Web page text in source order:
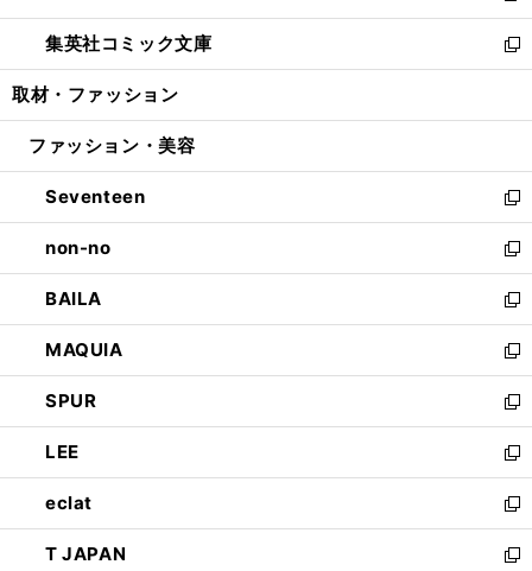
開
く
ウ
で
開
ン
ド
ウ
開
ウ
ィ
ン
ウ
開
く
し
い
ウ
ン
ウ
で
開
く
集英社コミック文庫
新
し
ウ
ン
ド
ウ
で
開
く
取材・ファッション
ファッション・美容
Seventeen
新
し
い
ウ
ィ
ン
ド
ウ
で
開
く
non-no
新
し
い
ウ
ィ
ン
ド
ウ
で
開
く
BAILA
新
し
い
ウ
ィ
ン
ド
ウ
で
開
く
MAQUIA
新
し
い
ウ
ィ
ン
ド
ウ
で
SPUR
新
し
い
ウ
ィ
ン
ド
LEE
新
し
い
ウ
ィ
eclat
新
し
い
T JAPAN
新